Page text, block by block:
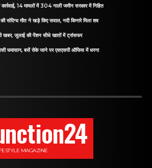
14 मामलों में 304 नाली जमीन सरकार में निहित
संदिग्ध मौत ने खड़े किए सवाल, नदी किनारे मिला शव
खबर, जुलाई की पेंशन सीधे खातों में ट्रांसफर
घमासान, बसें रोके जाने पर एसएसपी ऑफिस में धरना
MAGAZINE